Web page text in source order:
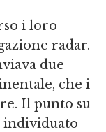
i loro
radar.
due
che i
Il punto su
individuato